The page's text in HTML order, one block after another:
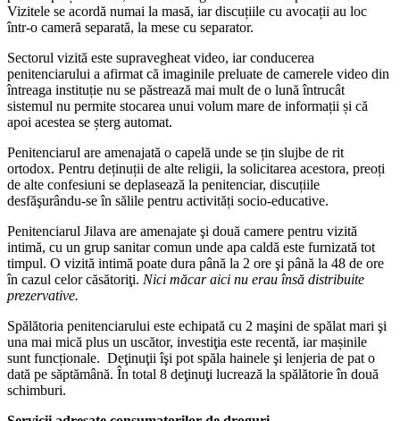
Vizitele se acordă numai la masă, iar discuțiile cu avocații au loc
într-o cameră separată, la mese cu separator.
Sectorul vizită este supravegheat video, iar conducerea
penitenciarului a afirmat că imaginile preluate de camerele video din
întreaga instituție nu se păstrează mai mult de o lună întrucât
sistemul nu permite stocarea unui volum mare de informații și că
apoi acestea se șterg automat.
Penitenciarul are amenajată o capelă unde se țin slujbe de rit
ortodox. Pentru deținuții de alte religii, la solicitarea acestora, preoți
de alte confesiuni se deplasează la penitenciar, discuțiile
desfăşurându-se în sălile pentru activități socio-educative.
Penitenciarul Jilava are amenajate şi două camere pentru vizită
intimă, cu un grup sanitar comun unde apa caldă este furnizată tot
timpul. O vizită intimă poate dura până la 2 ore şi până la 48 de ore
în cazul celor căsătoriţi. Nici măcar aici nu erau însă distribuite
prezervative.
Spălătoria penitenciarului este echipată cu 2 maşini de spălat mari şi
una mai mică plus un uscător, investiţia este recentă, iar mașinile
sunt funcționale. Deţinuţii îşi pot spăla hainele şi lenjeria de pat o
dată pe săptămână. În total 8 deţinuţi lucrează la spălătorie în două
schimburi.